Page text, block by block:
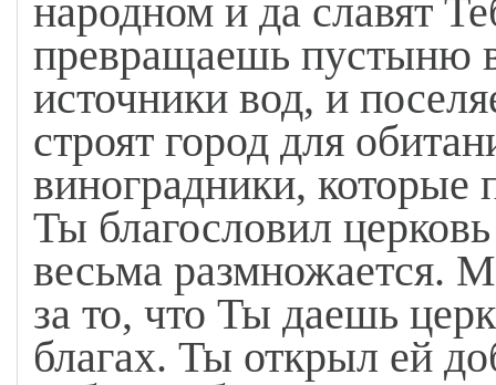
народном и да славят
превращаешь пустыню
источники вод, и
строят город для
виноградники,
Ты благословил
весьма размножается.
за то, что Ты даешь
благах. Ты открыл ей